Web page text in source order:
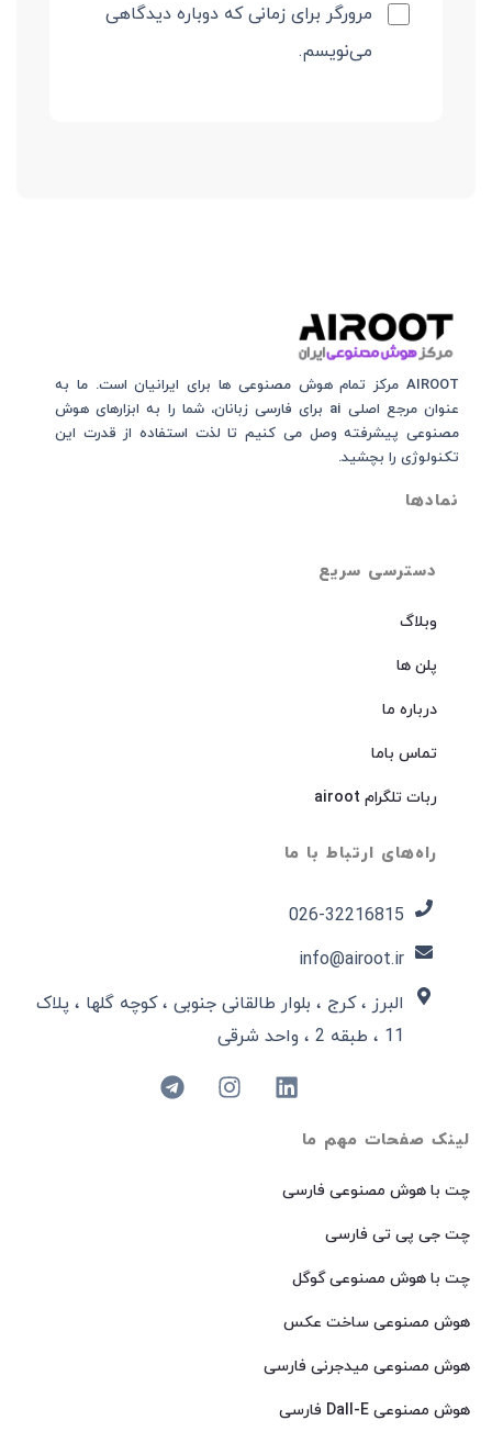
مرورگر برای زمانی که دوباره دیدگاهی
می‌نویسم.
لینک صفحات مهم ما
چت با هوش مصنوعی فارسی
چت جی پی تی فارسی
چت با هوش مصنوعی گوگل
هوش مصنوعی ساخت عکس
هوش مصنوعی میدجرنی فارسی
هوش مصنوعی Dall-E فارسی
دسترسی سریع
وبلاگ
پلن ها
درباره ما
تماس باما
ربات تلگرام airoot
راه‌های ارتباط با ما
026-32216815​
info@airoot.ir
البرز ، کرج ، بلوار طالقانی جنوبی ، کوچه گلها ، پلاک
11 ، طبقه 2 ، واحد شرقی
AIROOT مرکز تمام هوش مصنوعی‌‌‌ ها برای ایرانیان است. ما به
عنوان مرجع اصلی ai برای فارسی زبانان، شما را به ابزارهای هوش
مصنوعی پیشرفته وصل می کنیم تا لذت استفاده از قدرت این
تکنولوژی را بچشید.
نمادها